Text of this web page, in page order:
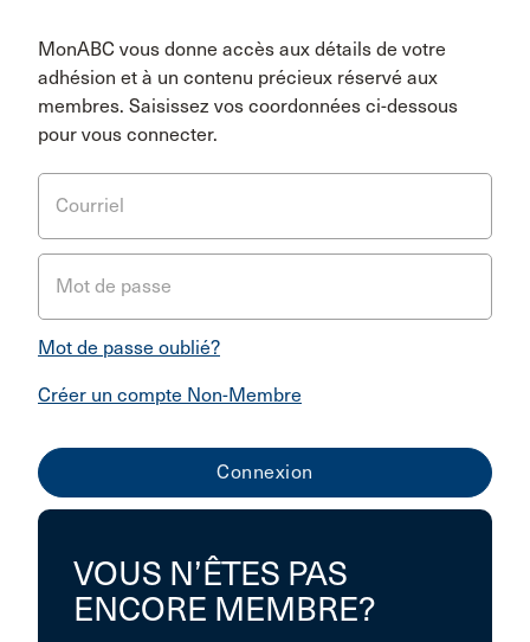
MonABC vous donne accès aux détails de votre
adhésion et à un contenu précieux réservé aux
membres. Saisissez vos coordonnées ci-dessous
pour vous connecter.
Courriel
Mot de passe
Mot de passe oublié?
Créer un compte Non-Membre
VOUS N’ÊTES PAS
ENCORE MEMBRE?